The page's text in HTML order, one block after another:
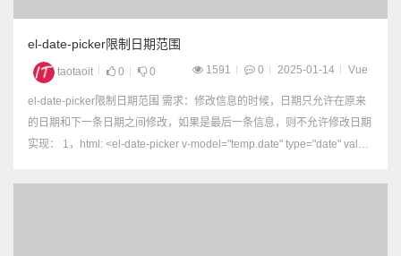
el-date-picker限制日期范围
taotaoit 0 0 1591 0 2025-01-14 Vue
el-date-picker限制日期范围 需求：修改信息的时候，日期只允许在原来
的日期和下一条日期之间修改，如果是最后一条信息，则不允许修改日期
实现： 1，html: <el-date-picker v-model="temp.date" type="date" value